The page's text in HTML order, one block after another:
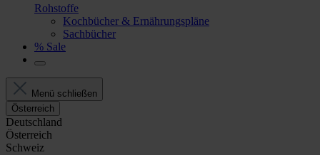
Rohstoffe
Kochbücher & Ernährungspläne
Sachbücher
% Sale
Menü schließen
Österreich
Deutschland
Österreich
Schweiz